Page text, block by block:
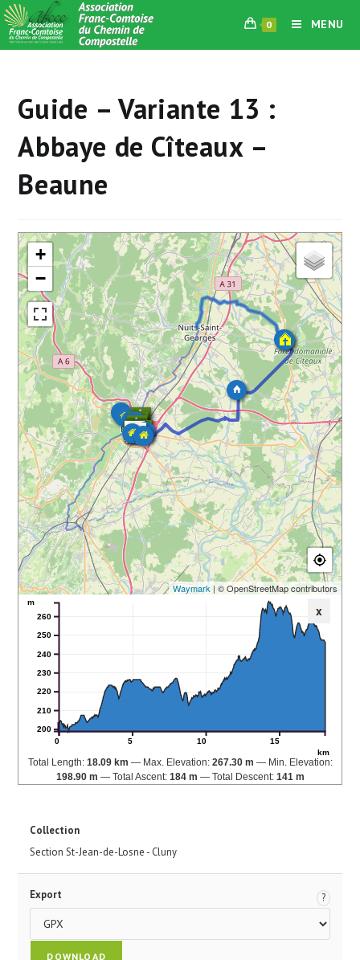
Skip
to
content
0 MENU
Guide – Variante 13 :
Abbaye de Cîteaux –
Beaune
+
−
Waymark | © OpenStreetMap contributors
x
0 5 10 15
km
200
210
220
230
240
250
260
m
Total Length: 18.09 km Max. Elevation: 267.30 m
Min. Elevation:
198.90 m
Total Ascent: 184 m Total Descent: 141 m
Collection
Section St-Jean-de-Losne - Cluny
?
Export